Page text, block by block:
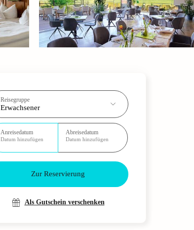
Reisegruppe
Erwachsener
Anreisedatum
Datum hinzufügen
Abreisedatum
Datum hinzufügen
Zur Reservierung
Als Gutschein verschenken